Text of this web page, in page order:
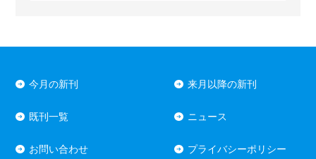
今月の新刊 来月以降の新刊
既刊一覧 ニュース
お問い合わせ プライバシーポリシー